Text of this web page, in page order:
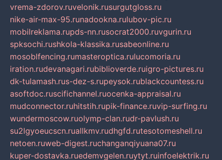
vrema-zdorov.ruvelonik.rusurgutgloss.ru
nike-air-max-95.runadookna.rulubov-pic.ru
mobilreklama.rupds-nn.rusocrat2000.ruvgurin.ru
spksochi.rushkola-klassika.rusabeonline.ru
mosoblfencing.rumasteroptica.rulucomoria.ru
iration.rudevanagari.rubiblioverde.ruigro-pictures.ru
dk-tulamash.rus-dez-s.rupeysok.rublackcountess.ru
asoftdoc.ruscifichannel.ruocenka-appraisal.ru
mudconnector.ruhitstih.rupik-finance.ruvip-surfing.ru
wundermoscow.ruolymp-clan.rudr-pavlush.ru
su2lgyoeucscn.ruallkmv.rudhgfd.rutesotomeshell.ru
netoen.ruweb-digest.ruchanganqiyuana07.ru
kuper-dostavka.ruedemvgelen.ruytyt.ruinfoelektrik.ru